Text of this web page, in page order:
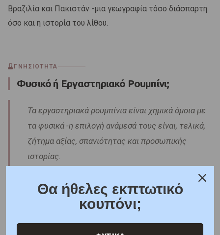
Βραζιλία και Πακιστάν -μια γεωγραφία τόσο διάσπαρτη
όσο και η ιστορία του λίθου.
ΓΝΗΣΙΟΤΗΤΑ
Φυσικό ή Εργαστηριακό Ρουμπίνι;
Τα εργαστηριακά ρουμπίνια είναι χημικά όμοια με
τα φυσικά -η επιλογή ανάμεσά τους είναι, τελικά,
ζήτημα αξίας, σπανιότητας και προσωπικής
ιστορίας.
Λόγω της μεγάλης αξίας τους, τα ρουμπίνια είναι από
τους πρώτους λίθους που δημιουργήθηκαν επιτυχώς σε
Θα ήθελες εκπτωτικό
κουπόνι;